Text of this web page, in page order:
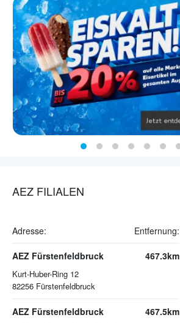
AEZ FILIALEN
Adresse: Entfernung:
AEZ Fürstenfeldbruck
Kurt-Huber-Ring 12
82256 Fürstenfeldbruck
467.3km
AEZ Fürstenfeldbruck 467.5km